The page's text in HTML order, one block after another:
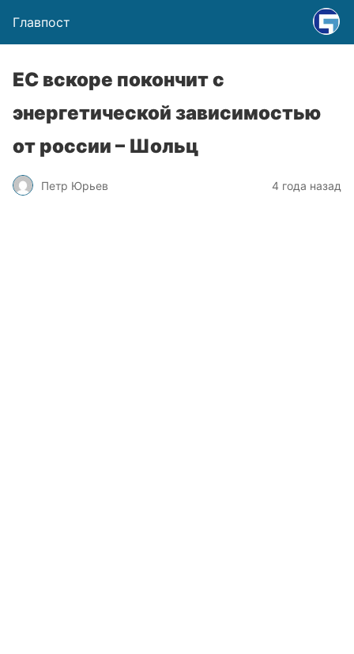
Главпост
ЕС вскоре покончит с
энергетической зависимостью
от россии – Шольц
Петр Юрьев 4 года назад